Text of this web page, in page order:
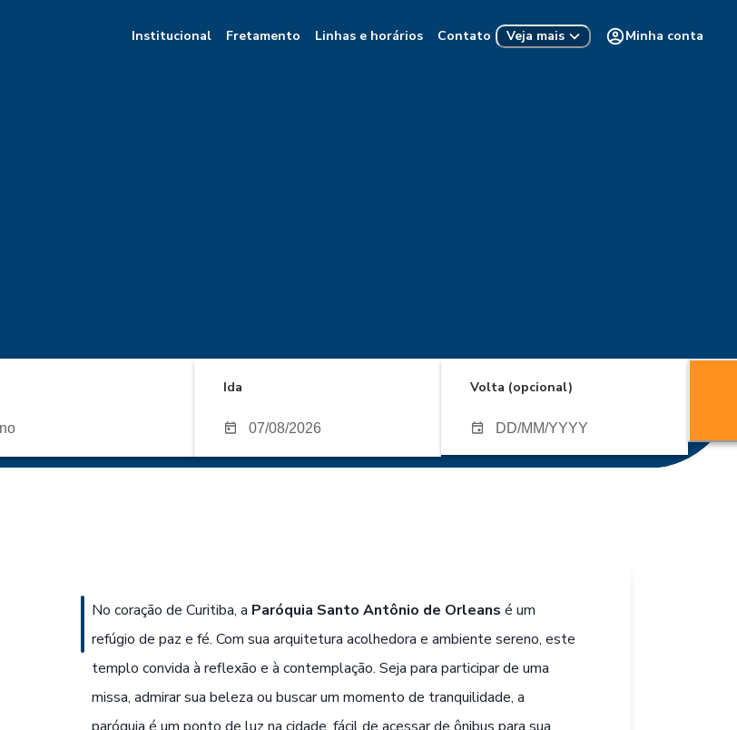
Institucional Fretamento Linhas e horários Contato Veja mais Minha conta
Ida Volta (opcional)
No coração de Curitiba, a Paróquia Santo Antônio de Orleans é um
refúgio de paz e fé. Com sua arquitetura acolhedora e ambiente sereno, este
templo convida à reflexão e à contemplação. Seja para participar de uma
missa, admirar sua beleza ou buscar um momento de tranquilidade, a